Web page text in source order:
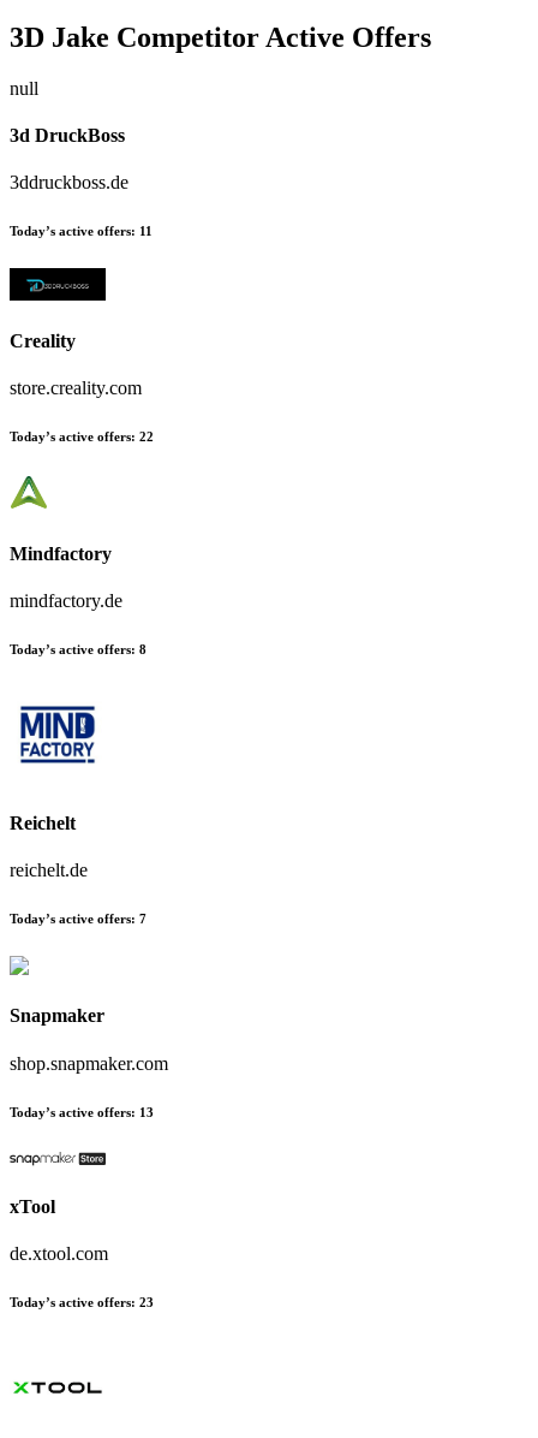
3D Jake Competitor Active Offers
null
3d DruckBoss
3ddruckboss.de
Today’s active offers: 11
Creality
store.creality.com
Today’s active offers: 22
Mindfactory
mindfactory.de
Today’s active offers: 8
Reichelt
reichelt.de
Today’s active offers: 7
Snapmaker
shop.snapmaker.com
Today’s active offers: 13
xTool
de.xtool.com
Today’s active offers: 23